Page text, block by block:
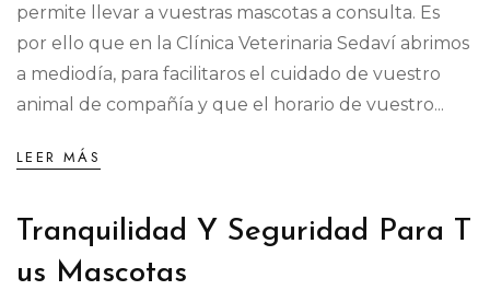
permite llevar a vuestras mascotas a consulta. Es
por ello que en la Clínica Veterinaria Sedaví abrimos
a mediodía, para facilitaros el cuidado de vuestro
animal de compañía y que el horario de vuestro...
LEER MÁS
Tranquilidad Y Seguridad Para T
Us Mascotas